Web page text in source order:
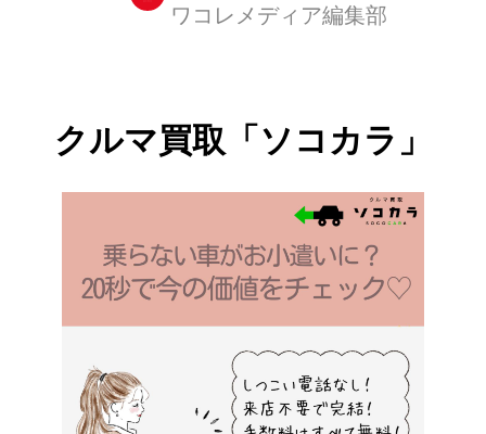
テンションが上がっているファッショ
たラインパンツをちょっぴりモードに
紹介します♪ カラーで楽しむラインパ
ェアした投稿 - 2017 8月 21 12:44午前
PDT 今年の気分はやっぱりベージュ!
ブラックと合わせればクラシ...
ワコレメディア編集部
クルマ買取「ソコカラ」